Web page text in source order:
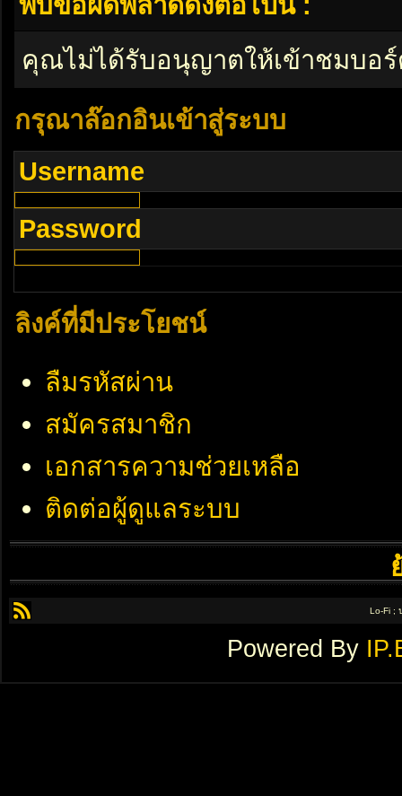
คุณไม่ได้รับอนุญาตให้เข้าชมบอ
กรุณาล๊อกอินเข้าสู่ระบบ
Username
Password
ลิงค์ที่มีประโยชน์
ลืมรหัสผ่าน
สมัครสมาชิก
เอกสารความช่วยเหลือ
ติดต่อผู้ดูแลระบบ
Lo-Fi ;
Powered By